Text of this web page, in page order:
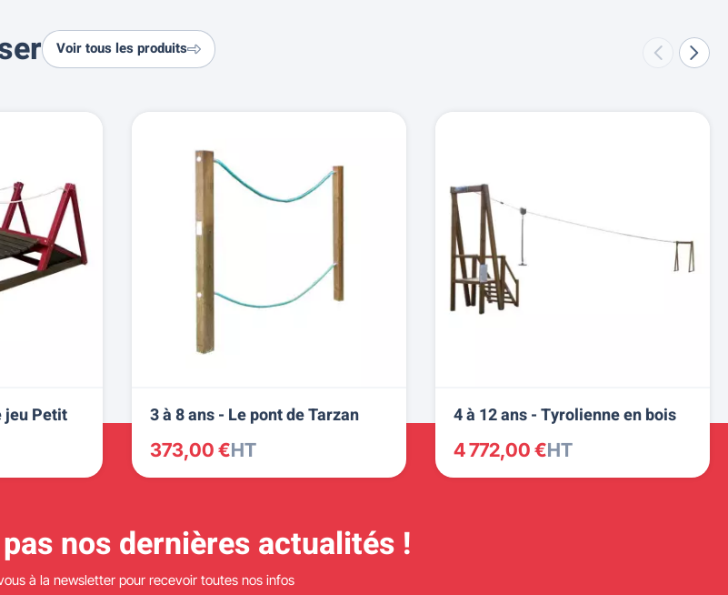
Voir tous les produits
jeu Petit 3 à 8 ans - Le pont de Tarzan
373,00 €HT
4 à 12 ans - Tyrolienne en bois
4 772,00 €HT
nos dernières actualités !
à la newsletter pour recevoir toutes nos infos